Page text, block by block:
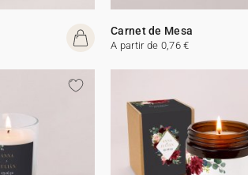
Carnet de Mesa
A partir de 0,76 €